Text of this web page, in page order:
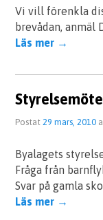
Vi vill förenkla
brevådan, anmäl
Läs mer →
Postat 29 mars, 2010
Byalagets
Fråga från
Svar på gamla
Läs mer →